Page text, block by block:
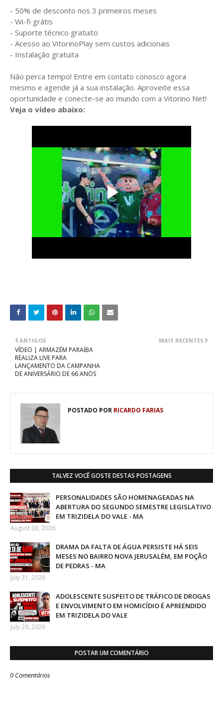
- 50% de desconto nos 3 primeiros meses
- Wi-fi grátis
- Suporte técnico gratuito
- Acesso ao VitorinoPlay sem custos adicionais
- Instalação gratuita
Não perca tempo! Entre em contato conosco agora
mesmo e agende já a sua instalação. Aproveite essa
oportunidade e conecte-se ao mundo com a Vitorino Net!
Veja o vídeo abaixo:
MAIS RECENTES
ANTIGOS
VÍDEO | ARMAZÉM PARAÍBA
REALIZA LIVE PARA
LANÇAMENTO DA CAMPANHA
DE ANIVERSÁRIO DE 66 ANOS
POSTADO POR RICARDO FARIAS
TALVEZ VOCÊ GOSTE DESTAS POSTAGENS
PERSONALIDADES SÃO HOMENAGEADAS NA
ABERTURA DO SEGUNDO SEMESTRE LEGISLATIVO
EM TRIZIDELA DO VALE - MA
August 03, 2026
DRAMA DA FALTA DE ÁGUA PERSISTE HÁ SEIS
MESES NO BAIRRO NOVA JERUSALÉM, EM POÇÃO
DE PEDRAS - MA
July 31, 2026
ADOLESCENTE SUSPEITO DE TRÁFICO DE DROGAS
E ENVOLVIMENTO EM HOMICÍDIO É APREENDIDO
EM TRIZIDELA DO VALE
July 29, 2026
POSTAR UM COMENTÁRIO
0 Comentários